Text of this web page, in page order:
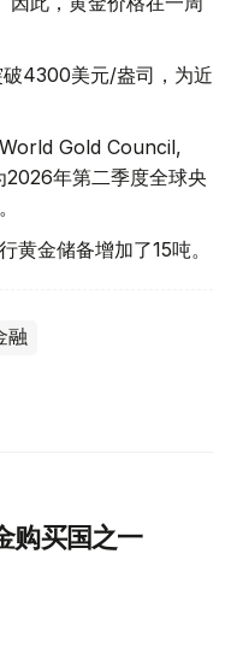
4300美元/盎司，为近
World Gold Council,
年第二季度全球央
黄金储备增加了15吨。
融
购买国之一